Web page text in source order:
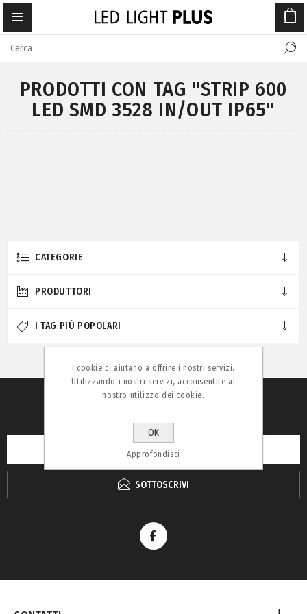
PRODOTTI CON TAG "STRIP 600
LED SMD 3528 IN/OUT IP65"
CATEGORIE
PRODUTTORI
I TAG PIÙ POPOLARI
SOTTOSCRIVI
I cookie ci aiutano a offrire i nostri servizi.
Utilizzando i nostri servizi, acconsentite al
nostro utilizzo dei cookie.
OK
Approfondisci